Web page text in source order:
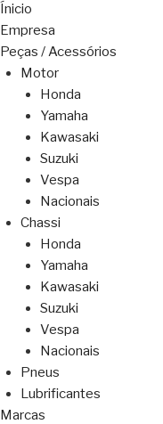
Ínicio
Empresa
Peças / Acessórios
Motor
Honda
Yamaha
Kawasaki
Suzuki
Vespa
Nacionais
Chassi
Honda
Yamaha
Kawasaki
Suzuki
Vespa
Nacionais
Pneus
Lubrificantes
Marcas